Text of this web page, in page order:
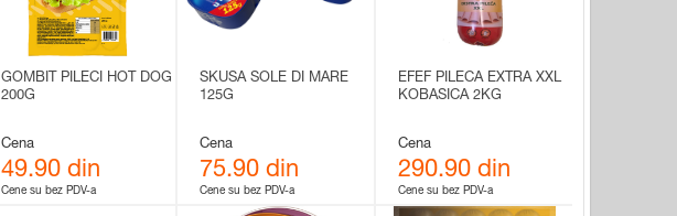
GOMBIT PILECI HOT DOG
200G
Cena
49.90 din
Cene su bez PDV-a
SKUSA SOLE DI MARE
125G
Cena
75.90 din
Cene su bez PDV-a
EFEF PILECA EXTRA XXL
KOBASICA 2KG
Cena
290.90 din
Cene su bez PDV-a